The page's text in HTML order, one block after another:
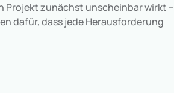
Projekt zunächst unscheinbar wirkt –
dafür, dass jede Herausforderung